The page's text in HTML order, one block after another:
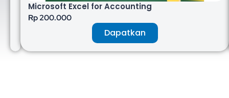
Microsoft Excel for Accounting
Rp 200.000
Dapatkan